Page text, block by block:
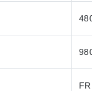
480
980